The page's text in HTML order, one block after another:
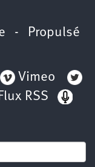
- Propulsé
Vimeo
RSS